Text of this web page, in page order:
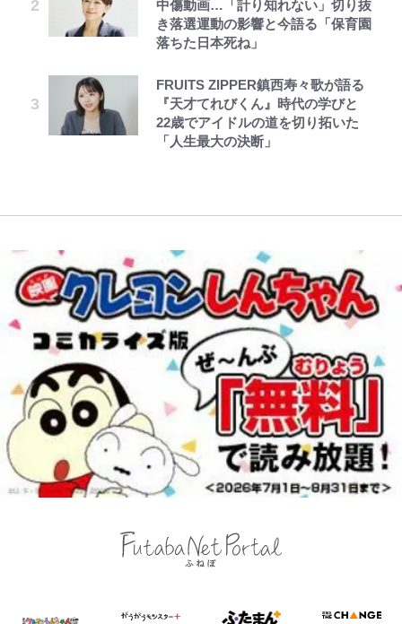
中傷動画…「計り知れない」切り抜
き落選運動の影響と今語る「保育園
落ちた日本死ね」
FRUITS ZIPPER鎮西寿々歌が語る
『天才てれびくん』時代の学びと
22歳でアイドルの道を切り拓いた
「人生最大の決断」
公式-雑用付与術師が自分の最強に
気付くまで 第56話(1)
味深「スネ毛ハラスメント」にも注
目
ちゃモテる」 年収7億円・お洒落・
包容力…超愛される日本代表
美女モデル妻｢ワンオペ苦言｣で動
画削除の波紋…一方で株を上げ続け
る大谷翔平妻｢最強の処世術」
｢お土産最高すぎ笑｣｢どうやって入
手？｣ブライトン帰還の三笘薫、同
僚に“ポケカ”をプレゼント！｢薫の
笑顔見れてよかった｣｢大喜びのリ
とうちゃんが出世するゾ
レビュー『仮面家族』悠木シュン・
著
た「驚きの戦術」ストレッチ5に大
型ポイントガードも…
ZZ』いまだ語り継がれる「伝説の
トンデモシーン」 「Zザク」に
「謎の光」も…
に負けそうなヒルクライム、砂利道
を疾走して少年時代を振り返る50
代の夏 長野県｜2026年
【夏は涼しい長野で「車中泊」旅】
良質な湯は “山の恵み”！ 満足度を
上げてくれる「温泉付きRVパー
ク」おすすめ3選